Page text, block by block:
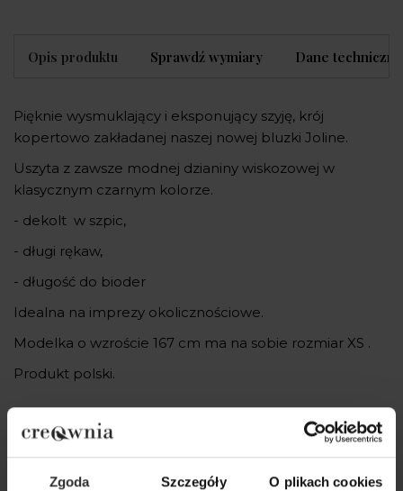
Zgoda Szczegóły O plikach cookies
Opis produktu Sprawdź wymiary Dane techniczne
Pięknie wysmuklający i eksponujący szyję, krój
kopertowo zakładanej naszej nowej bluzki Joline.
Uszyta z zawsze modnej dzianiny wiskozowej w
klasycznym czarnym kolorze.
- dekolt w szpic,
- długi rękaw,
- długość do bioder
Idealna na imprezy okolicznościowe.
Modelka o wzroście 167 cm ma na sobie rozmiar XS .
Produkt polski.
Popularne produkty